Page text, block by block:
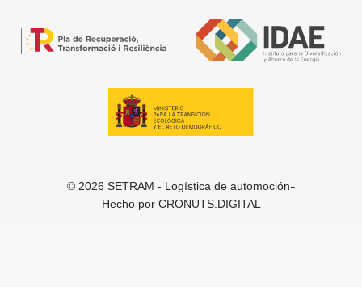
© 2026 SETRAM - Logística de automoción-
Hecho por CRONUTS.DIGITAL